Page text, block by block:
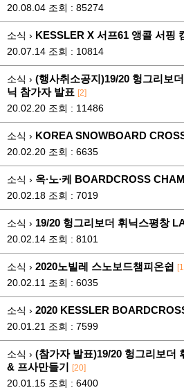
20.08.04 조회 : 85274
소식 › KESSLER X 서프61 앵콜 서핑
20.07.14 조회 : 10814
소식 › (행사취소공지)19/20 헝그리보
닉 참가자 발표 [2]
20.02.20 조회 : 11486
소식 › KOREA SNOWBOARD
20.02.20 조회 : 6635
소식 › 옥∙노∙케 BOARDCROSS
20.02.18 조회 : 7019
소식 › 19/20 헝그리보더 휘닉스평창
20.02.14 조회 : 8101
소식 › 2020노빌레 스노보드챔피온쉽
20.02.11 조회 : 6035
소식 › 2020 KESSLER
20.01.21 조회 : 7599
소식 › (참가자 발표)19/20 헝그리보더
& 프사만들기 [20]
20.01.15 조회 : 6400